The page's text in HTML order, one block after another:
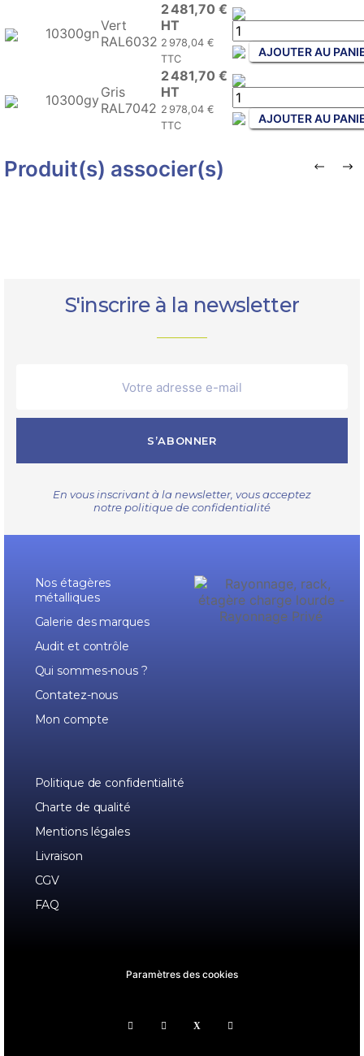
10300gnVert
RAL6032
2 481,70 €
HT
2 978,04 €
TTC
AJOUTER AU
10300gy Gris
RAL7042
2 481,70 €
HT
2 978,04 €
TTC
AJOUTER AU
Produit(s) associer(s)
S'inscrire à la newsletter
S’ABONNER
En vous inscrivant à la newsletter, vous acceptez
notrepolitique de confidentialité
Nos étagères
métalliques
Galerie des marques
Audit et contrôle
Qui sommes-nous ?
Contatez-nous
Mon compte
Politique de confidentialité
Charte de qualité
Mentions légales
Livraison
CGV
FAQ
Paramètres des cookies